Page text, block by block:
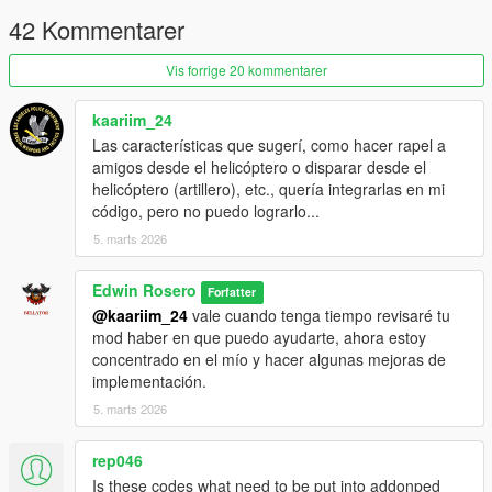
manage motorized or infantry actions easily.
Installation instructions
Requires ScriptHookV, ScriptHookVDotNet, and
LemonUI.
CopyAmigosConvoy.dllandAmigosConvoy.ini to
your GTAV /scripts/ folder.
Configure your favorite models in the .ini file and press
F10in-game to open the menu.
Note:If F10 does not open the menu, another mod may
be using the same key. ChangeTeclaMenu = 121in the
.ini to another value (e.g. 120 for F9, 119 for F8).
Developed by:BellatorGames
42 Kommentarer
Vis forrige 20 kommentarer
kaariim_24
Las características que sugerí, como hacer rapel a
amigos desde el helicóptero o disparar desde el
helicóptero (artillero), etc., quería integrarlas en mi
código, pero no puedo lograrlo...
5. marts 2026
Edwin Rosero Forfatter
@kaariim_24 vale cuando tenga tiempo revisaré tu
mod haber en que puedo ayudarte, ahora estoy
concentrado en el mío y hacer algunas mejoras de
implementación.
5. marts 2026
rep046
Is these codes what need to be put into addonped